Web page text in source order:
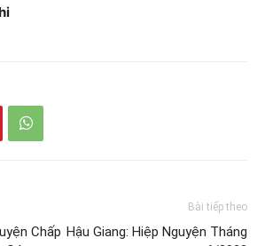
Chấp
Bài tiếp theo
Hậu Giang: Hiệp Nguyện Tháng